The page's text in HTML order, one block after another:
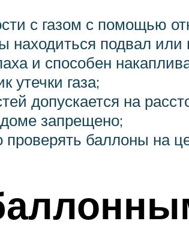
с газом с помощью
подвал или
и способен
утечки газа;
допускается на
запрещено;
баллоны на